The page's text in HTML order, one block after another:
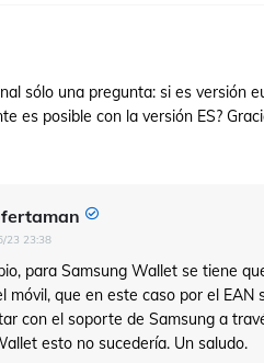
sólo una pregunta: si es versión
es posible con la versión ES?
23 23:38
para Samsung Wallet se tiene
móvil, que en este caso por el
con el soporte de Samsung a
esto no sucedería. Un saludo.